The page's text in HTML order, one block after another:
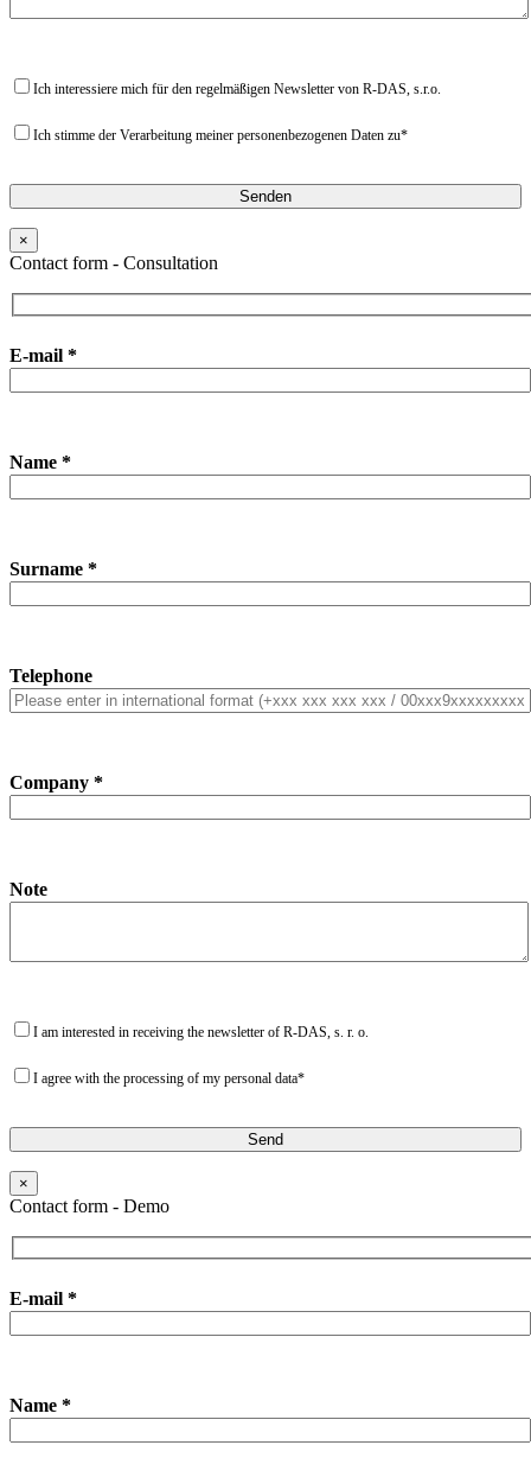
Ich interessiere mich für den regelmäßigen Newsletter von R-DAS, s.r.o.
Ich stimme der Verarbeitung meiner personenbezogenen Daten zu*
×
Contact form - Consultation
E-mail *
Name *
Surname *
Telephone
Company *
Note
I am interested in receiving the newsletter of R-DAS, s. r. o.
I agree with the processing of my personal data*
×
Contact form - Demo
E-mail *
Name *